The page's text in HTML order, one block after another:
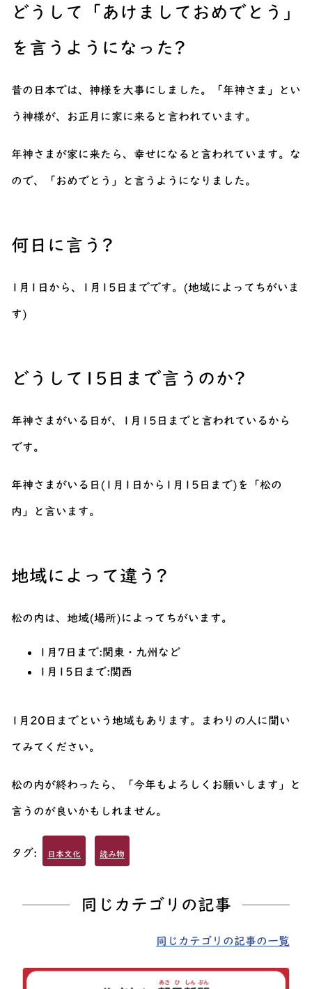
どうして「あけましておめでとう」
を言うようになった?
昔の日本では、神様を大事にしました。「年神さま」とい
う神様が、お正月に家に来ると言われています。
年神さまが家に来たら、幸せになると言われています。な
ので、「おめでとう」と言うようになりました。
何日に言う?
1月1日から、1月15日までです。(地域によってちがいま
す)
どうして15日まで言うのか?
年神さまがいる日が、1月15日までと言われているから
です。
年神さまがいる日(1月1日から1月15日まで)を「松の
内」と言います。
地域によって違う?
松の内は、地域(場所)によってちがいます。
1月7日まで:関東・九州など
1月15日まで:関西
1月20日までという地域もあります。まわりの人に聞い
てみてください。
松の内が終わったら、「今年もよろしくお願いします」と
言うのが良いかもしれません。
タグ: 日本文化 読み物
同じカテゴリの記事
同じカテゴリの記事の一覧